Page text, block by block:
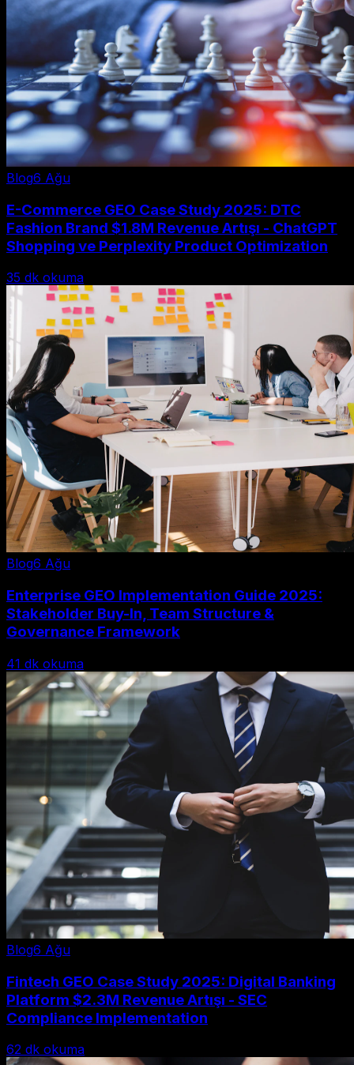
Blog6 Ağu
E-Commerce GEO Case Study 2025: DTC
Fashion Brand $1.8M Revenue Artışı - ChatGPT
Shopping ve Perplexity Product Optimization
35 dk okuma
Blog6 Ağu
Enterprise GEO Implementation Guide 2025:
Stakeholder Buy-In, Team Structure &
Governance Framework
41 dk okuma
Blog6 Ağu
Fintech GEO Case Study 2025: Digital Banking
Platform $2.3M Revenue Artışı - SEC
Compliance Implementation
62 dk okuma